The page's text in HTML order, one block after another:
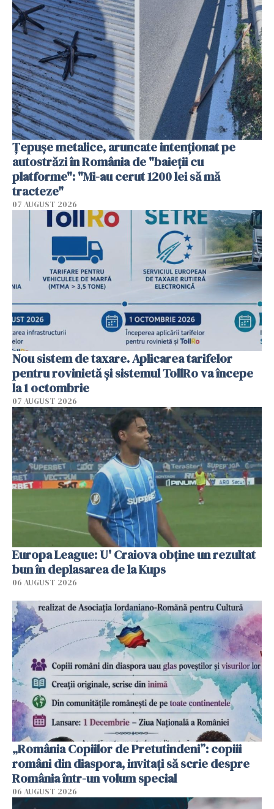
Țepușe metalice, aruncate intenționat pe
autostrăzi în România de "baieții cu
platforme": "Mi-au cerut 1200 lei să mă
tracteze"
07 AUGUST 2026
Nou sistem de taxare. Aplicarea tarifelor
pentru rovinietă şi sistemul TollRo va începe
la 1 octombrie
07 AUGUST 2026
Europa League: U' Craiova obține un rezultat
bun în deplasarea de la Kups
06 AUGUST 2026
„România Copiilor de Pretutindeni”: copiii
români din diaspora, invitați să scrie despre
România într-un volum special
06 AUGUST 2026